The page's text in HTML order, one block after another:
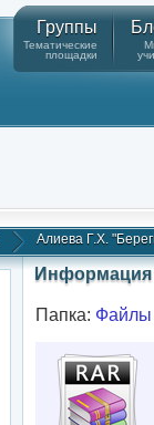
Группы
Тематические
площадки
Алиева Г.Х.
Информация
Папка: Файлы